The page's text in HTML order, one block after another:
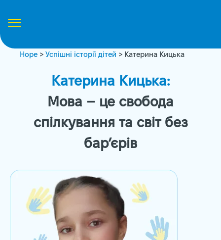
Hope > Успішні історії дітей > Катерина Кицька
Катерина Кицька:
Мова – це свобода
спілкування та світ без
бар’єрів